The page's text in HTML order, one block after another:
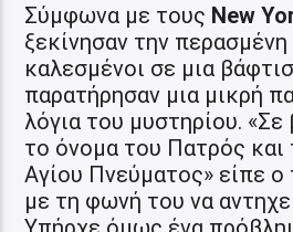
Σύμφωνα με τους New
ξεκίνησαν την περασμένη
καλεσμένοι σε μια
παρατήρησαν μια μικρή
λόγια του μυστηρίου. «Σε
το όνομα του Πατρός και
Αγίου Πνεύματος» είπε
με τη φωνή του να